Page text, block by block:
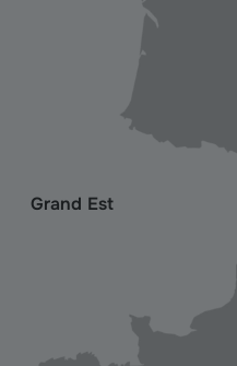
Grand Est